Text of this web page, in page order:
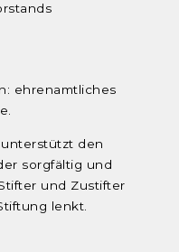
ehrenamtliches
den
sorgfältig und
und Zustifter
lenkt.